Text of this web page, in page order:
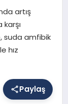
artış
suda amfibik
hız
Paylaş